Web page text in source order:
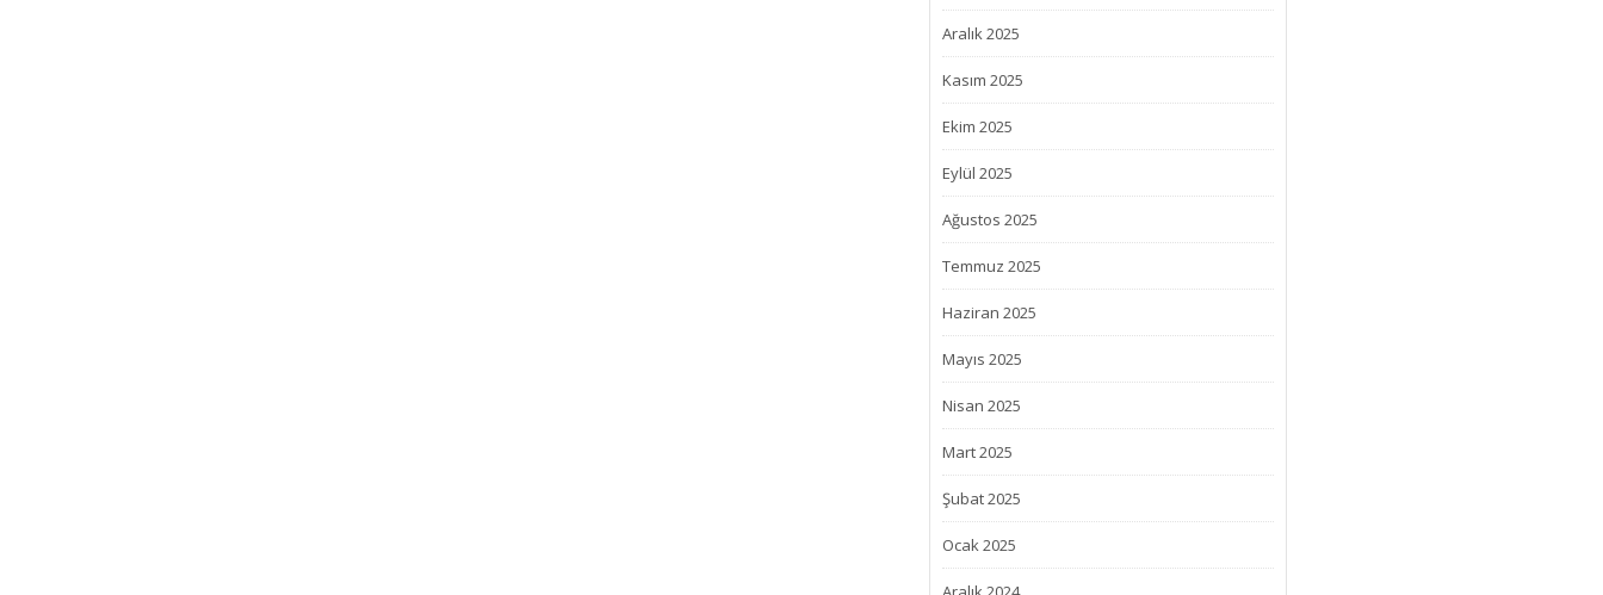
Aralık 2025
Kasım 2025
Ekim 2025
Eylül 2025
Ağustos 2025
Temmuz 2025
Haziran 2025
Mayıs 2025
Nisan 2025
Mart 2025
Şubat 2025
Ocak 2025